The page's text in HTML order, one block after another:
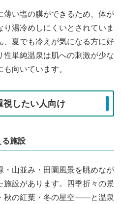
薄い塩の膜ができるため、体が
湯冷めしにくいとされていま
、夏でも冷えが気になる方に好
性単純温泉は肌への刺激が少な
向いています。
視したい人向け
る施設
・山並み・田園風景を眺めなが
施設があります。四季折々の景
の紅葉・冬の星空——と温泉